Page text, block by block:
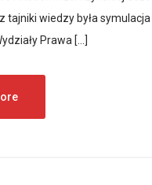
tajniki wiedzy była
Prawa […]